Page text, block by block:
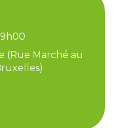
(Rue Marché au